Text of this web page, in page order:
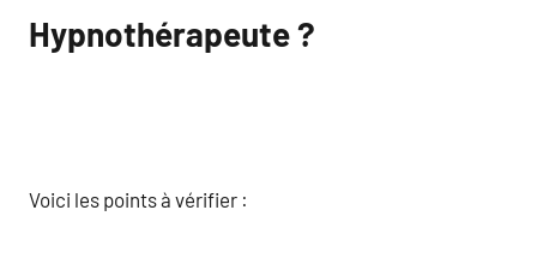
Hypnothérapeute ?
Voici les points à vérifier :